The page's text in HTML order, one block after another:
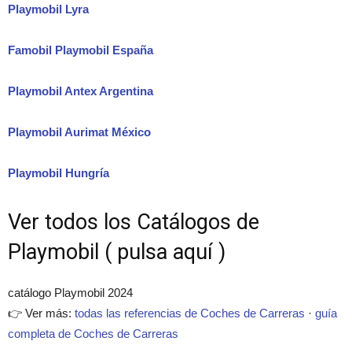
Playmobil Lyra
Famobil Playmobil España
Playmobil Antex Argentina
Playmobil Aurimat México
Playmobil Hungría
Ver todos los Catálogos de
Playmobil ( pulsa aquí )
catálogo Playmobil 2024
👉 Ver más: todas las referencias de Coches de Carreras · guía
completa de Coches de Carreras